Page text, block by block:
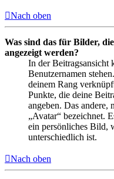
Nach oben
Was sind das für Bilder,
angezeigt werden?
In der Beitragsansicht
Benutzernamen
deinem Rang
Punkte, die deine
angeben. Das andere,
„Avatar“ bezeichnet.
ein persönliches Bild,
unterschiedlich ist.
Nach oben